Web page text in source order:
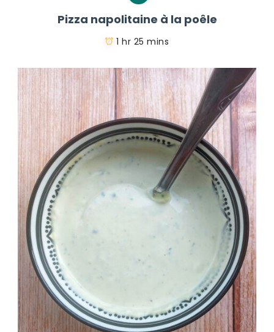
Pizza napolitaine à la poêle
1 hr 25 mins